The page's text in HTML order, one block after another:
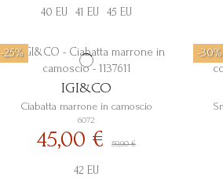
40 EU 41 EU 45 EU
-25%
Ciabatta marrone in camoscio
IGI&CO
6072
45,00 €59,90 €
42 EU
-30%